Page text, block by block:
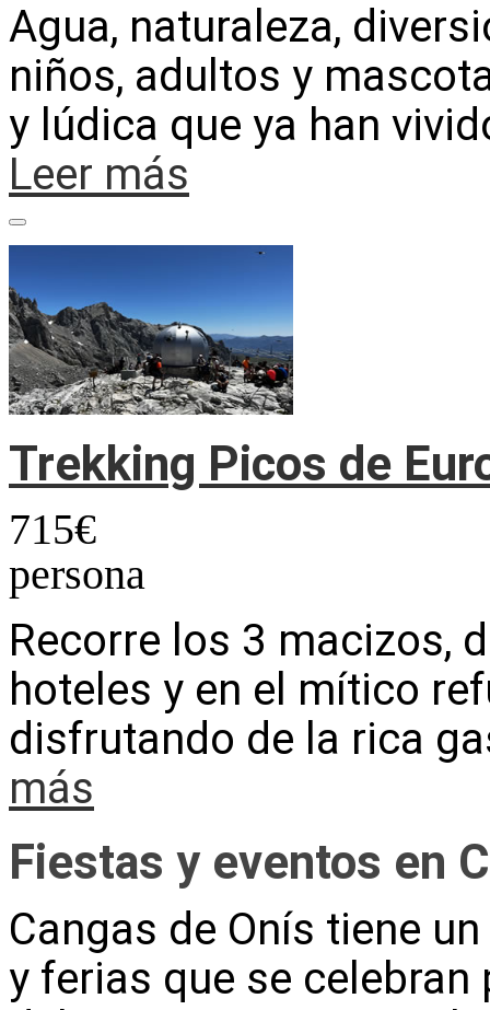
Agua, naturaleza,
niños, adultos y
y lúdica que ya han
Leer más
Trekking Picos de
715€
persona
Recorre los 3 macizos,
hoteles y en el mítico
disfrutando de la rica
más
Fiestas y eventos en
Cangas de Onís tiene
y ferias que se